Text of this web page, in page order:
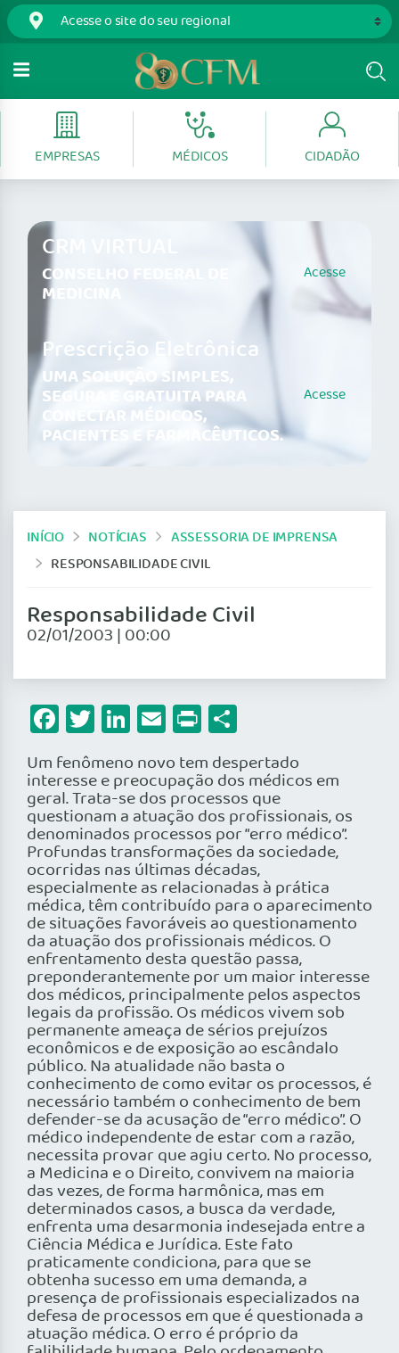
EMPRESAS MÉDICOS CIDADÃO
CRM VIRTUAL
CONSELHO FEDERAL DE
MEDICINA
Acesse
Prescrição Eletrônica
UMA SOLUÇÃO SIMPLES,
SEGURA E GRATUITA PARA
CONECTAR MÉDICOS,
PACIENTES E FARMACÊUTICOS.
Acesse
INÍCIO NOTÍCIAS
ASSESSORIA DE IMPRENSA
RESPONSABILIDADE CIVIL
Responsabilidade Civil
02/01/2003 | 00:00
Facebook
Twitter
LinkedIn
Email
Print
Um fenômeno novo tem despertado
interesse e preocupação dos médicos em
geral. Trata-se dos processos que
questionam a atuação dos profissionais, os
denominados processos por “erro médico”.
Profundas transformações da sociedade,
ocorridas nas últimas décadas,
especialmente as relacionadas à prática
médica, têm contribuído para o aparecimento
de situações favoráveis ao questionamento
da atuação dos profissionais médicos. O
enfrentamento desta questão passa,
preponderantemente por um maior interesse
dos médicos, principalmente pelos aspectos
legais da profissão. Os médicos vivem sob
permanente ameaça de sérios prejuízos
econômicos e de exposição ao escândalo
público. Na atualidade não basta o
conhecimento de como evitar os processos, é
necessário também o conhecimento de bem
defender-se da acusação de “erro médico”. O
médico independente de estar com a razão,
necessita provar que agiu certo. No processo,
a Medicina e o Direito, convivem na maioria
das vezes, de forma harmônica, mas em
determinados casos, a busca da verdade,
enfrenta uma desarmonia indesejada entre a
Ciência Médica e Jurídica. Este fato
praticamente condiciona, para que se
obtenha sucesso em uma demanda, a
presença de profissionais especializados na
defesa de processos em que é questionada a
atuação médica. O erro é próprio da